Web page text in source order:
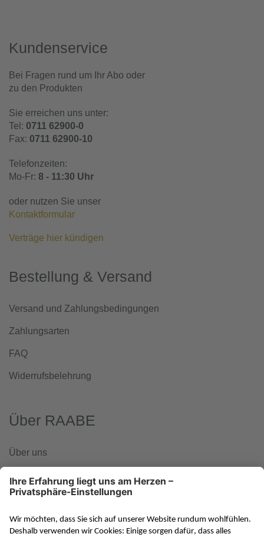
Kundenservice
Bei Fragen rund um Ihr Abo oder
zu den Produkten
Sie erreichen uns unter:
Tel: 0711 62900-0
Fax: 0711 62900-10
Telefonzeiten:
Mo-Fr: 8 - 11:30 Uhr
oder nutzen Sie unser
Kontaktformular
Verträge hier kündigen
Bestellung & Versand
Versand und Zahlungsbedingungen
Zahlungsarten
FAQ
Widerrufsbelehrung
Über RAABE
Über uns
RAABE in den sozialen Medien